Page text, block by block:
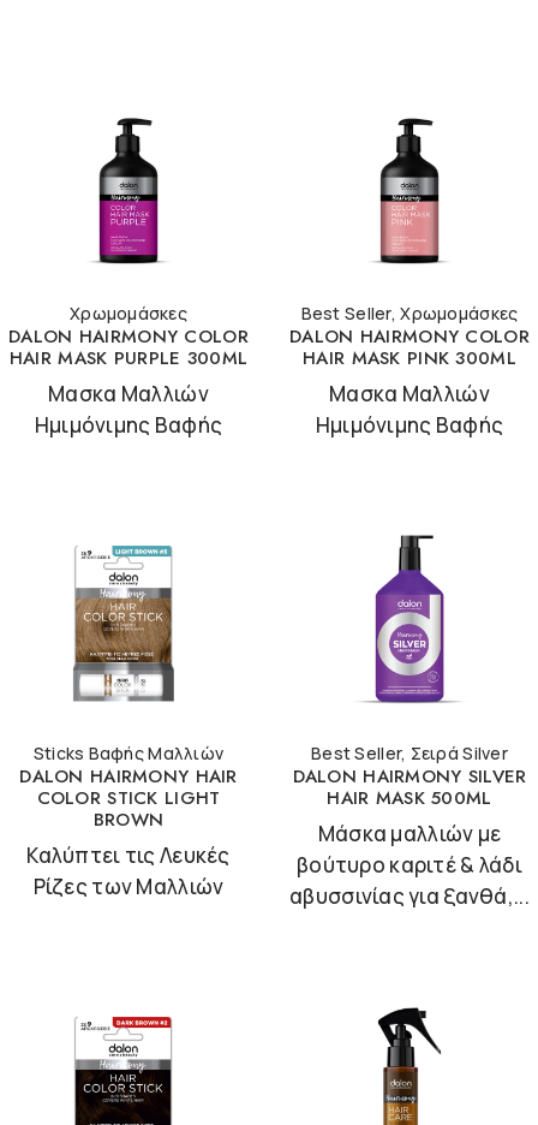
Χρωμομάσκες
DALON HAIRMONY COLOR
HAIR MASK PURPLE 300ML
Μασκα Μαλλιών
Ημιμόνιμης Βαφής
Best Seller,Χρωμομάσκες
DALON HAIRMONY COLOR
HAIR MASK PINK 300ML
Μασκα Μαλλιών
Ημιμόνιμης Βαφής
Sticks Βαφής Μαλλιών
DALON HAIRMONY HAIR
COLOR STICK LIGHT
BROWN
Καλύπτει τις Λευκές
Ρίζες των Μαλλιών
Best Seller, Σειρά Silver
DALON HAIRMONY SILVER
HAIR MASK 500ML
Μάσκα μαλλιών με
βούτυρο καριτέ & λάδι
αβυσσινίας για ξανθά,...